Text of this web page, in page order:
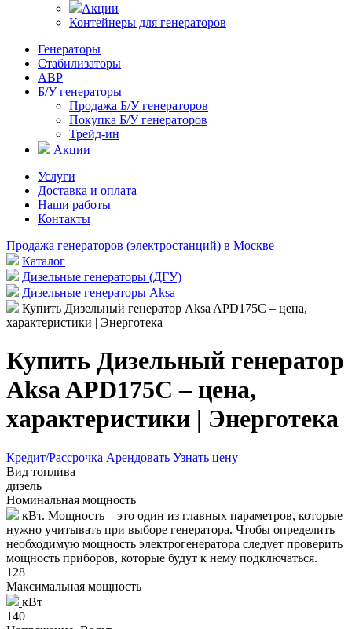
Акции
Контейнеры для генераторов
Генераторы
Стабилизаторы
АВР
Б/У генераторы
Продажа Б/У генераторов
Покупка Б/У генераторов
Трейд-ин
Акции
Услуги
Доставка и оплата
Наши работы
Контакты
Продажа генераторов (электростанций) в Москве
Каталог
Дизельные генераторы (ДГУ)
Дизельные генераторы Aksa
Купить Дизельный генератор Aksa APD175C – цена,
характеристики | Энерготека
Купить Дизельный генератор
Aksa APD175C – цена,
характеристики | Энерготека
Кредит/Рассрочка Арендовать Узнать цену
Вид топлива
дизель
Номинальная мощность
кВт. Мощность – это один из главных параметров, которые
нужно учитывать при выборе генератора. Чтобы определить
необходимую мощность электрогенератора следует проверить
мощность приборов, которые будут к нему подключаться.
128
Максимальная мощность
кВт
140